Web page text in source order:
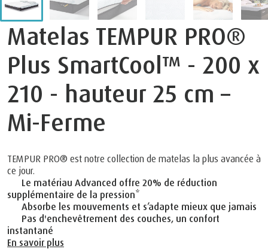
Matelas TEMPUR PRO®
Plus SmartCool™ - 200 x
210 - hauteur 25 cm –
Mi-Ferme
TEMPUR PRO® est notre collection de matelas la plus avancée à
ce jour.
Le matériau Advanced offre 20% de réduction
supplémentaire de la pression*
Absorbe les mouvements et s’adapte mieux que jamais
Pas d'enchevêtrement des couches, un confort
instantané
En savoir plus